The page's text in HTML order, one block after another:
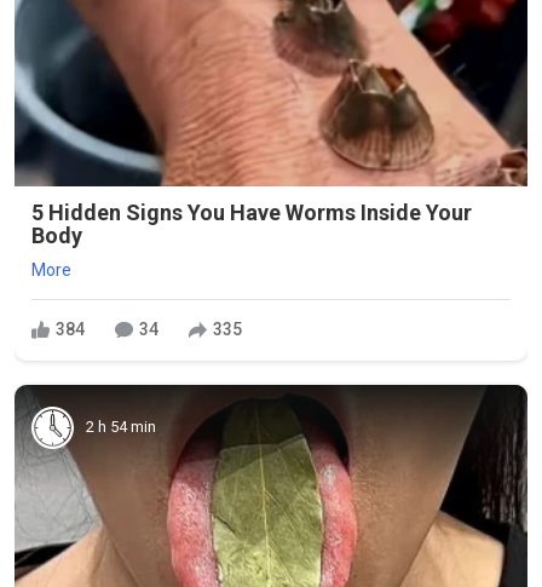
5 Hidden Signs You Have Worms Inside Your
Body
More
384 34 335
2 h 54 min